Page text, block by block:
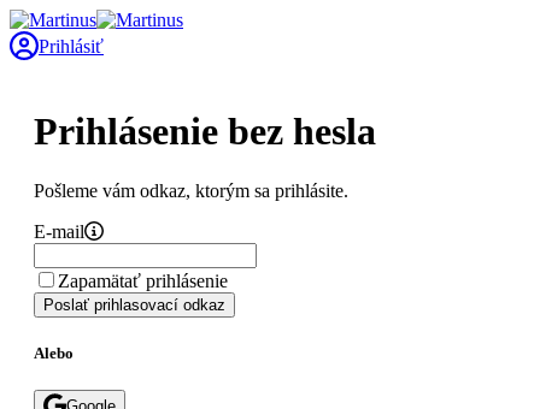
Prihlásiť
Prihlásenie bez hesla
Pošleme vám odkaz, ktorým sa prihlásite.
E-mail
Zapamätať prihlásenie
Poslať prihlasovací odkaz
Alebo